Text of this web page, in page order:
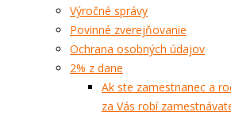
Výročné správy
Povinné zverejňovanie
Ochrana osobných údajov
2% z dane
Ak ste zamestnanec a
za Vás robí